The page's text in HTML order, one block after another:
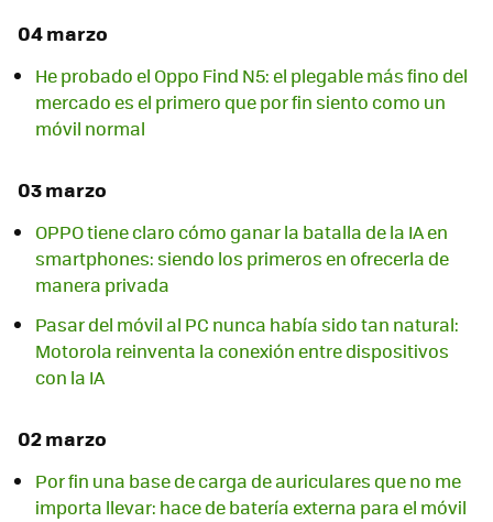
04 marzo
He probado el Oppo Find N5: el plegable más fino del
mercado es el primero que por fin siento como un
móvil normal
03 marzo
OPPO tiene claro cómo ganar la batalla de la IA en
smartphones: siendo los primeros en ofrecerla de
manera privada
Pasar del móvil al PC nunca había sido tan natural:
Motorola reinventa la conexión entre dispositivos
con la IA
02 marzo
Por fin una base de carga de auriculares que no me
importa llevar: hace de batería externa para el móvil